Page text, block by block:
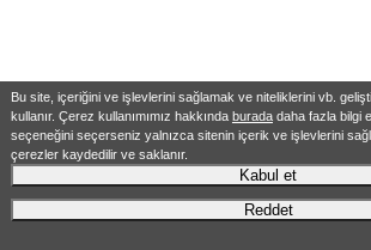
Bu site, içeriğini ve işlevlerini sağlamak ve niteliklerini vb.
kullanır. Çerez kullanımımız hakkında buradadaha fazla bilgi
seçeneğini seçerseniz yalnızca sitenin içerik ve işlevlerini
çerezler kaydedilir ve saklanır.
Kabul et
Reddet